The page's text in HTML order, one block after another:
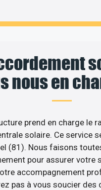
nous en
prend en charge le
solaire. Ce service
(81). Nous faisons
pour assurer votre
accompagnement
pas à vous soucier des